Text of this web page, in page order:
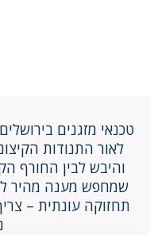
טכנאי מזגנים
לאור התנודות
והיבש לבין החורף
שמחפש מענה מהיר
תחזוקה עונתית –